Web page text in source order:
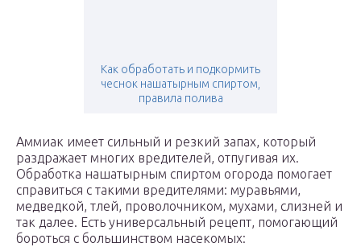
Как обработать и подкормить
чеснок нашатырным спиртом,
правила полива
Аммиак имеет сильный и резкий запах, который
раздражает многих вредителей, отпугивая их.
Обработка нашатырным спиртом огорода помогает
справиться с такими вредителями: муравьями,
медведкой, тлей, проволочником, мухами, слизней и
так далее. Есть универсальный рецепт, помогающий
бороться с большинством насекомых: